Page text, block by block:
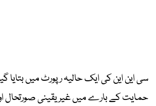
سی این این کی ایک حالیہ رپورٹ میں بتایا
حمایت کے بارے میں غیر یقینی صورتحال